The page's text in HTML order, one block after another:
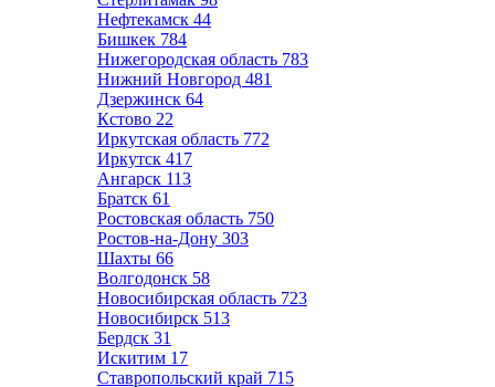
Нефтекамск 44
Бишкек 784
Нижегородская область 783
Нижний Новгород 481
Дзержинск 64
Кстово 22
Иркутская область 772
Иркутск 417
Ангарск 113
Братск 61
Ростовская область 750
Ростов-на-Дону 303
Шахты 66
Волгодонск 58
Новосибирская область 723
Новосибирск 513
Бердск 31
Искитим 17
Ставропольский край 715